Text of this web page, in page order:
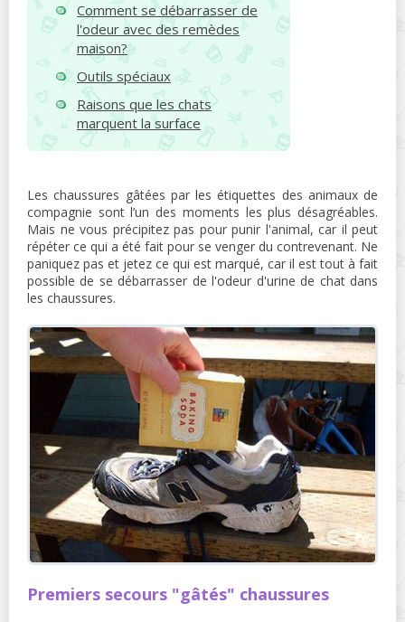
Comment se débarrasser de
l'odeur avec des remèdes
maison?
Outils spéciaux
Raisons que les chats
marquent la surface
Les chaussures gâtées par les étiquettes des animaux de
compagnie sont l’un des moments les plus désagréables.
Mais ne vous précipitez pas pour punir l'animal, car il peut
répéter ce qui a été fait pour se venger du contrevenant. Ne
paniquez pas et jetez ce qui est marqué, car il est tout à fait
possible de se débarrasser de l'odeur d'urine de chat dans
les chaussures.
Premiers secours "gâtés" chaussures